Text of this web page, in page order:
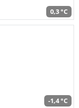
0,3 °C
-1,4 °C